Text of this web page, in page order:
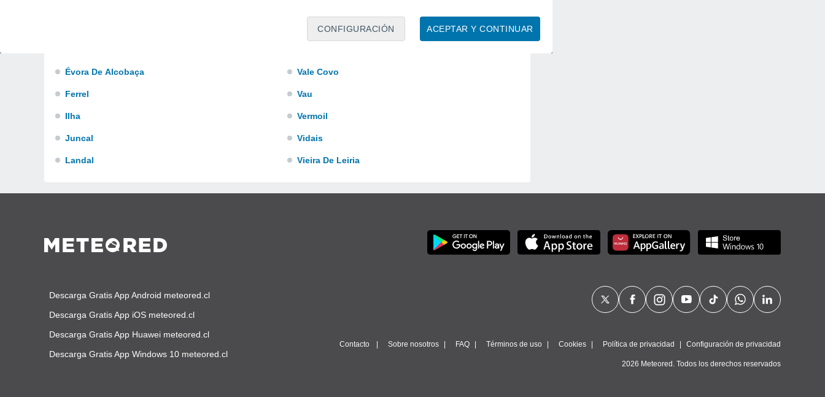
ACEPTAR Y CONTINUAR
CONFIGURACIÓN
Évora De Alcobaça
Ferrel
Ilha
Juncal
Landal
Tornada
Vale Covo
Vau
Vermoil
Vidais
Vieira De Leiria
Descarga Gratis App Android meteored.cl
Descarga Gratis App iOS meteored.cl
Descarga Gratis App Huawei meteored.cl
Descarga Gratis App Windows 10 meteored.cl
Contacto Sobre nosotros FAQ Términos de uso Cookies Política de privacidad Configuración de privacidad
2026 Meteored. Todos los derechos reservados